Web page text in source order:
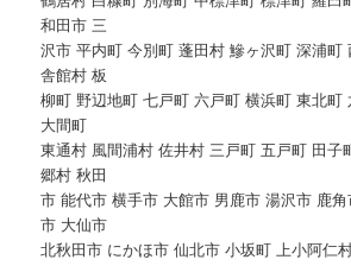
和田市 三
沢市 平内町 今別町 蓬田村 鰺ヶ沢町 深浦町
舎館村 板
柳町 野辺地町 七戸町 六戸町 横浜町 東北町
大間町
東通村 風間浦村 佐井村 三戸町 五戸町 田子
郷村 秋田
市 能代市 横手市 大館市 男鹿市 湯沢市 鹿
市 大仙市
北秋田市 にかほ市 仙北市 小坂町 上小阿仁